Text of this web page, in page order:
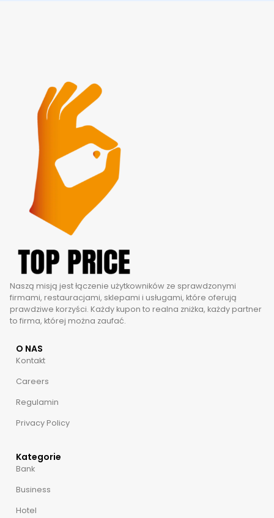
Naszą misją jest łączenie użytkowników ze sprawdzonymi
firmami, restauracjami, sklepami i usługami, które oferują
prawdziwe korzyści. Każdy kupon to realna zniżka, każdy partner
to firma, której można zaufać.
O NAS
Kontakt
Careers
Regulamin
Privacy Policy
Kategorie
Bank
Business
Hotel